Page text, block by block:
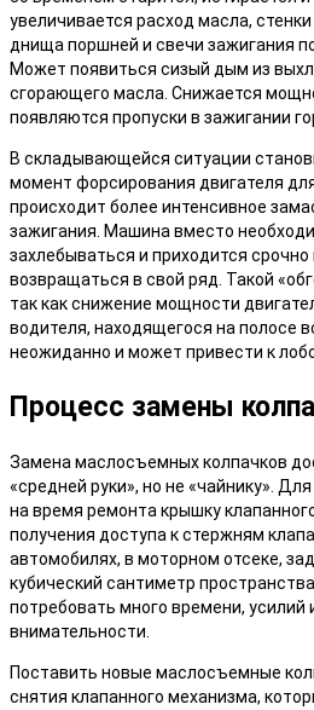
увеличивается расход масла,
днища поршней и свечи зажигания
Может появиться сизый дым из
сгорающего масла. Снижается
появляются пропуски в зажигании
В складывающейся ситуации
момент форсирования двигателя
происходит более интенсивное
зажигания. Машина вместо
захлебываться и приходится
возвращаться в свой ряд. Такой
так как снижение мощности
водителя, находящегося на полосе
неожиданно и может привести к
Процесс замены
Замена маслосъемных колпачков
«средней руки», но не «чайнику».
на время ремонта крышку
получения доступа к стержням
автомобилях, в моторном отсеке,
кубический сантиметр
потребовать много времени, усилий
внимательности.
Поставить новые маслосъемные
снятия клапанного механизма,